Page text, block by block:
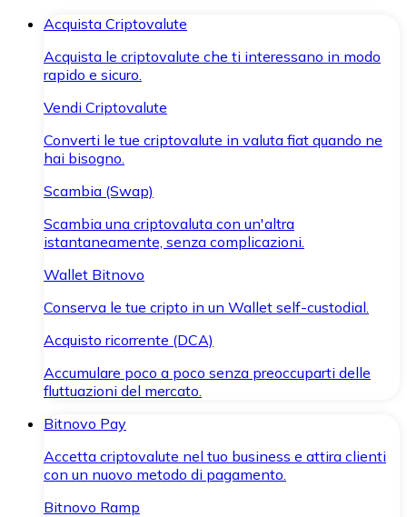
Acquista Criptovalute
Acquista le criptovalute che ti interessano in modo
rapido e sicuro.
Vendi Criptovalute
Converti le tue criptovalute in valuta fiat quando ne
hai bisogno.
Scambia (Swap)
Scambia una criptovaluta con un'altra
istantaneamente, senza complicazioni.
Wallet Bitnovo
Conserva le tue cripto in un Wallet self-custodial.
Acquisto ricorrente (DCA)
Accumulare poco a poco senza preoccuparti delle
fluttuazioni del mercato.
Bitnovo Pay
Accetta criptovalute nel tuo business e attira clienti
con un nuovo metodo di pagamento.
Bitnovo Ramp